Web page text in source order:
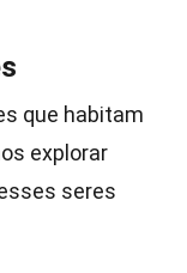
que habitam
explorar
seres